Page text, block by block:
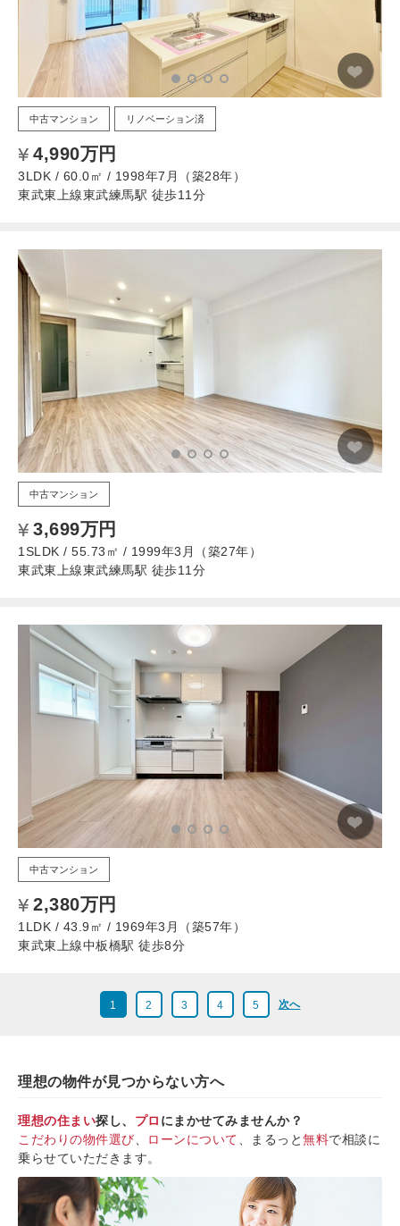
中古マンション リノベーション済
4,990万円
3LDK / 60.0㎡ / 1998年7月（築28年）
東武東上線東武練馬駅 徒歩11分
中古マンション
3,699万円
1SLDK / 55.73㎡ / 1999年3月（築27年）
東武東上線東武練馬駅 徒歩11分
中古マンション
2,380万円
1LDK / 43.9㎡ / 1969年3月（築57年）
東武東上線中板橋駅 徒歩8分
1 2 3 4 5 次へ
理想の物件が見つからない方へ
理想の住まい探し、 プロ にまかせてみませんか？
こだわりの物件選び
ローンについて 、まるっと無料で相談に
乗らせていただきます。